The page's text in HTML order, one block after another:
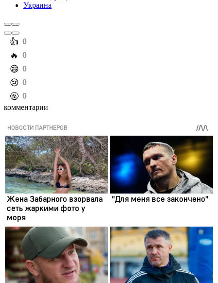
Украина
️👍 0
️🔥 0
️😄 0
️😢 0
️🤬 0
комментарии